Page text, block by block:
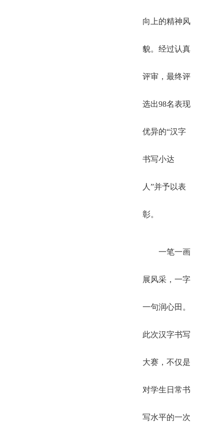
向上的精神风
貌。经过认真
评审，最终评
选出98名表现
优异的“汉字
书写小达
人”并予以表
彰。
一笔一画
展风采，一字
一句润心田。
此次汉字书写
大赛，不仅是
对学生日常书
写水平的一次